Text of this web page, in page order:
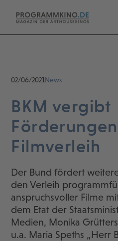
02/06/2021News
BKM vergibt
Filmverleih
Der Bund fördert
den Verleih
anspruchsvoller Filme
dem Etat der
Medien, Monika
u.a. Maria Speths „Herr